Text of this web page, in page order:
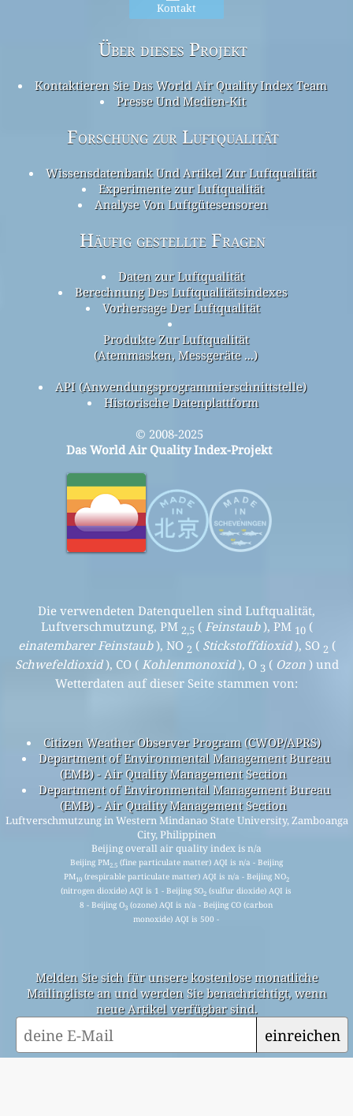
Kontakt
Über dieses Projekt
Kontaktieren Sie Das World Air Quality Index Team
Presse Und Medien-Kit
Forschung zur Luftqualität
Wissensdatenbank Und Artikel Zur Luftqualität
Experimente zur Luftqualität
Analyse Von Luftgütesensoren
Häufig gestellte Fragen
Daten zur Luftqualität
Berechnung Des Luftqualitätsindexes
Vorhersage Der Luftqualität
Produkte Zur Luftqualität
(Atemmasken, Messgeräte ...)
API (Anwendungsprogrammierschnittstelle)
Historische Datenplattform
© 2008-2025
Das World Air Quality Index-Projekt
Die verwendeten Datenquellen sind Luftqualität,
Luftverschmutzung, PM 2,5 ( Feinstaub), PM 10(
einatembarer Feinstaub), NO 2 ( Stickstoffdioxid), SO 2 (
Schwefeldioxid), CO ( Kohlenmonoxid), O 3 ( Ozon) und
Wetterdaten auf dieser Seite stammen von:
Citizen Weather Observer Program (CWOP/APRS)
Department of Environmental Management Bureau
(EMB) - Air Quality Management Section
Department of Environmental Management Bureau
(EMB) - Air Quality Management Section
Luftverschmutzung in Western Mindanao State University, Zamboanga
City, Philippinen
Beijing overall air quality index is n/a
Beijing PM2.5(fine particulate matter) AQI is n/a - Beijing
PM10(respirable particulate matter) AQI is n/a - Beijing NO2
(nitrogen dioxide) AQI is 1 - Beijing SO2 (sulfur dioxide) AQI is
8 - Beijing O3 (ozone) AQI is n/a - Beijing CO (carbon
monoxide) AQI is 500 -
Melden Sie sich für unsere kostenlose monatliche
Mailingliste an und werden Sie benachrichtigt, wenn
neue Artikel verfügbar sind.
einreichen